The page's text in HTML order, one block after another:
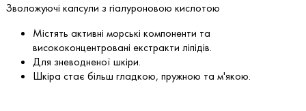
Зволожуючі капсули з гіалуроновою кислотою
Містять активні морські компоненти та
висококонцентровані екстракти ліпідів.
Для зневодненої шкіри.
Шкіра стає більш гладкою, пружною та м'якою.